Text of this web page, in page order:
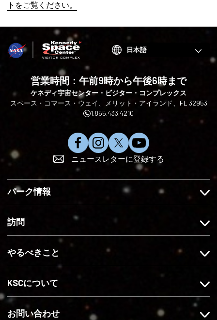
トをご覧ください。
Choose
language
営業時間：午前9時から午後6時まで
ケネディ宇宙センター・ビジター・コンプレックス
スペース・コマース・ウェイ、メリット・アイランド、FL 32953
1.855.433.4210
フ
ェ
イ
ス
ッ
ク
ね
イ
ン
タ
ラ
ロ
る
X
で
ォ
ロ
ー
Y
o
u
T
b
す
ニュースレターに登録する
パーク情報
訪問
やるべきこと
KSCについて
お問い合わせ